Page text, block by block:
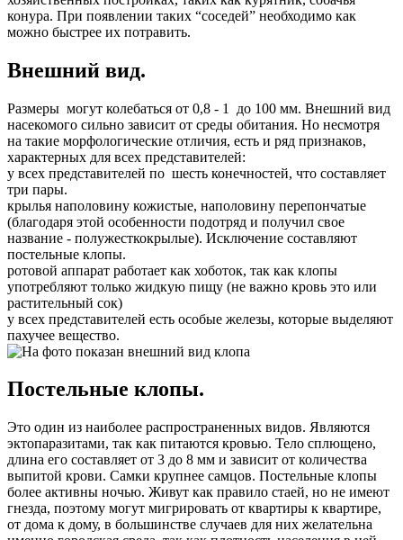
конура. При появлении таких “соседей” необходимо как
можно быстрее их потравить.
Внешний вид.
Размеры могут колебаться от 0,8 - 1 до 100 мм. Внешний вид
насекомого сильно зависит от среды обитания. Но несмотря
на такие морфологические отличия, есть и ряд признаков,
характерных для всех представителей:
у всех представителей по шесть конечностей, что составляет
три пары.
крылья наполовину кожистые, наполовину перепончатые
(благодаря этой особенности подотряд и получил свое
название - полужесткокрылые). Исключение составляют
постельные клопы.
ротовой аппарат работает как хоботок, так как клопы
употребляют только жидкую пищу (не важно кровь это или
растительный сок)
у всех представителей есть особые железы, которые выделяют
пахучее вещество.
Постельные клопы.
Это один из наиболее распространенных видов. Являются
эктопаразитами, так как питаются кровью. Тело сплющено,
длина его составляет от 3 до 8 мм и зависит от количества
выпитой крови. Самки крупнее самцов. Постельные клопы
более активны ночью. Живут как правило стаей, но не имеют
гнезда, поэтому могут мигрировать от квартиры к квартире,
от дома к дому, в большинстве случаев для них желательна